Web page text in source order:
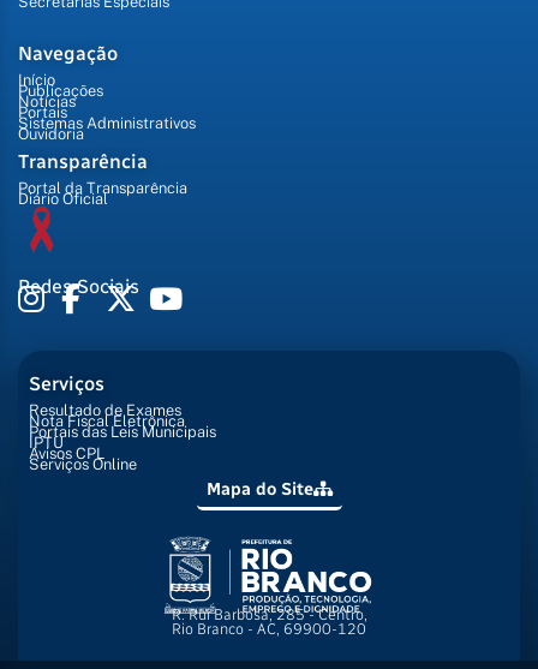
Navegação
Início
Publicações
Notícias
Portais
Sistemas Administrativos
Ouvidoria
Transparência
Portal da Transparência
Diário Oficial
Redes Sociais
Serviços
Resultado de Exames
Nota Fiscal Eletrônica
Portais das Leis Municipais
IPTU
Avisos CPL
Serviços Online
Mapa do Site
R. Rui Barbosa, 285 - Centro,
Rio Branco - AC, 69900-120